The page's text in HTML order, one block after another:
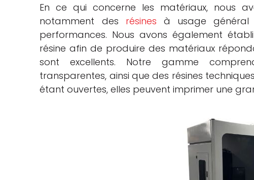
En ce qui concerne les matériaux, nous
notamment des résines à usage général
performances. Nous avons également
résine afin de produire des matériaux
sont excellents. Notre gamme
transparentes, ainsi que des résines
étant ouvertes, elles peuvent imprimer une